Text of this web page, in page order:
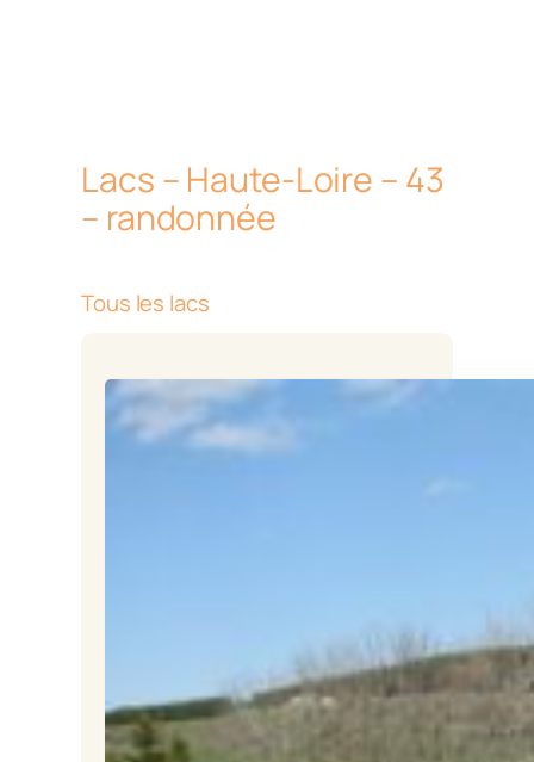
Lacs – Haute-Loire – 43
– randonnée
Tous les lacs